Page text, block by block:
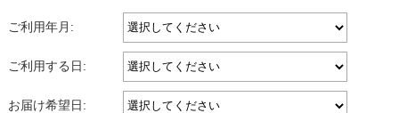
ご利用年月:
ご利用する日:
お届け希望日: